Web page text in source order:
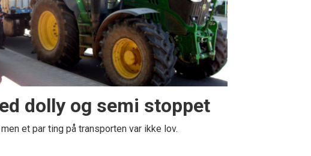
dolly og semi stoppet
et par ting på transporten var ikke lov.